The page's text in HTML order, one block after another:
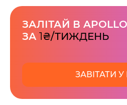
ЗАЛІТАЙ В
ЗА 1₴/ТИЖДЕНЬ
ЗАВІТАТИ У